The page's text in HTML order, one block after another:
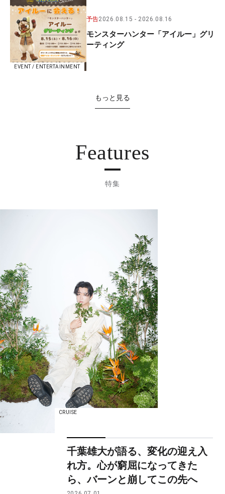
EVENT / ENTERTAINMENT
予告2026.08.15 2026.08.16
モンスターハンター「アイルー」グリ
ーティング
もっと見る
Features
特集
CRUISE
千葉雄大が語る、変化の迎え入
れ方。心が窮屈になってきた
ら、バーンと崩してこの先へ